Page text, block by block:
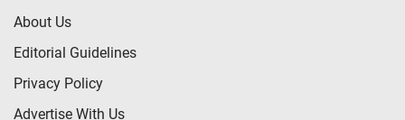
About Us
Editorial Guidelines
Privacy Policy
Advertise With Us